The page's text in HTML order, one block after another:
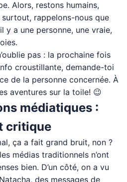
Alors, restons humains,
rappelons-nous que
y a une personne, une vraie,
pas : la prochaine fois
croustillante, demande-toi
de la personne concernée. À
aventures sur la toile! 😉
médiatiques :
critique
ça a fait grand bruit, non ?
médias traditionnels n’ont
bien. D’un côté, on a vu
des messages de